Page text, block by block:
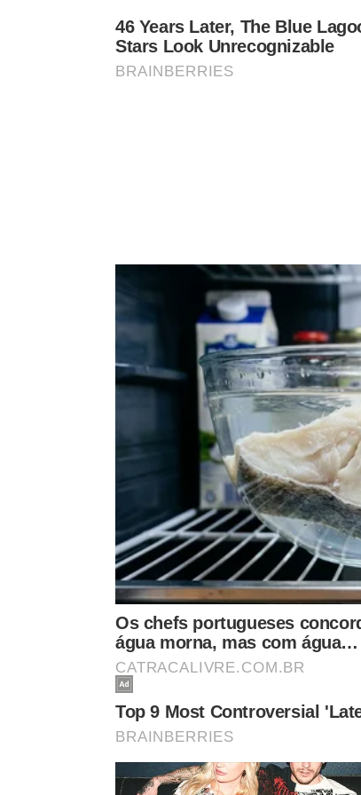
Como as fêmeas reagem a
As fêmeas da espécie não possuem os
silenciosas. Elas são atraídas pela
Audição Singular
O Tímpano nas Pernas
Diferente dos vertebrados, as fêmeas
localizadas abaixo dos joelhos dianteiros.
Essa anatomia única permite que elas
na escuridão.
Quando a fêmea se aproxima, o macho
suave. Esse sussurro sutil acalma a
ocorra comsucesso nogramado.
Após a aproximação bem-sucedida, o ciclo
Sons discretos:A música diminui de
Postura de ovos:A fêmea utiliza seu
Desgaste natural:
Quais são os diferentes tipos
Os cientistas identificaram que os grilos
situações cotidianas. Além do conhecido